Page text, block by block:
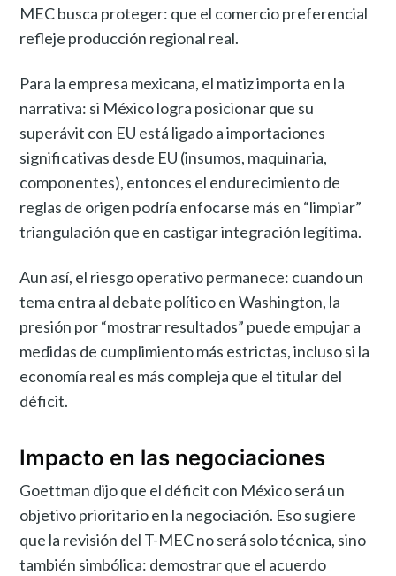
MEC busca proteger: que el comercio preferencial
refleje producción regional real.
Para la empresa mexicana, el matiz importa en la
narrativa: si México logra posicionar que su
superávit con EU está ligado a importaciones
significativas desde EU (insumos, maquinaria,
componentes), entonces el endurecimiento de
reglas de origen podría enfocarse más en “limpiar”
triangulación que en castigar integración legítima.
Aun así, el riesgo operativo permanece: cuando un
tema entra al debate político en Washington, la
presión por “mostrar resultados” puede empujar a
medidas de cumplimiento más estrictas, incluso si la
economía real es más compleja que el titular del
déficit.
Impacto en las negociaciones
Goettman dijo que el déficit con México será un
objetivo prioritario en la negociación. Eso sugiere
que la revisión del T-MEC no será solo técnica, sino
también simbólica: demostrar que el acuerdo